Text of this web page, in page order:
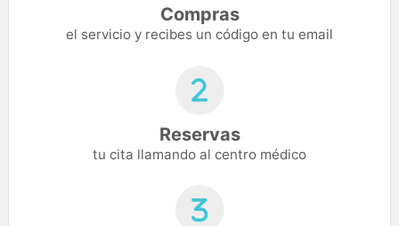
Compras
el servicio y recibes un código en tu email
Reservas
tu cita llamando al centro médico